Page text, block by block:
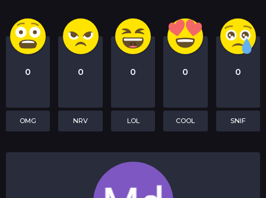
0
OMG
0
NRV
0
LOL
0
COOL
0
SNIF